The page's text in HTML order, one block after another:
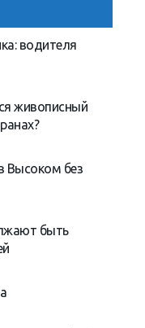
водителя
живописный
Высоком без
быть